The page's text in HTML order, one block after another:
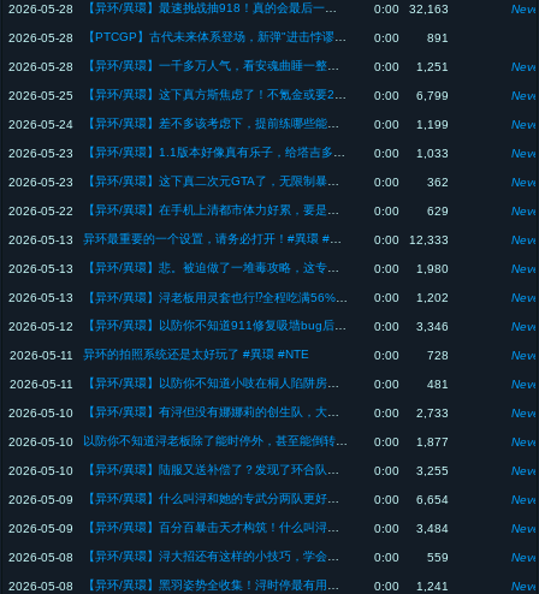
2026-05-28 0:00 32,163
2026-05-28 0:00 891
2026-05-28 0:00 1,251
2026-05-25 0:00 6,799
2026-05-24 0:00 1,199
2026-05-23 0:00 1,033
2026-05-23 0:00 362
2026-05-22 0:00 629
2026-05-13 0:00 12,333
2026-05-13 0:00 1,980
2026-05-13 0:00 1,202
2026-05-12 0:00 3,346
2026-05-11 异环的拍照系统还是太好玩了 #異環 #NTE 0:00 728
2026-05-11 0:00 481
2026-05-10 0:00 2,733
2026-05-10 0:00 1,877
2026-05-10 0:00 3,255
2026-05-09 0:00 6,654
2026-05-09 0:00 3,484
2026-05-08 0:00 559
2026-05-08 0:00 1,241